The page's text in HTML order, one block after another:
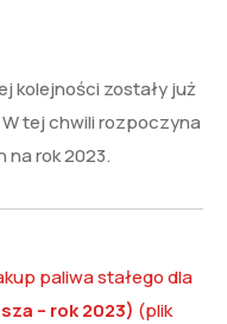
kolejności zostały już
tej chwili rozpoczyna
na rok 2023.
paliwa stałego dla
– rok 2023) (plik